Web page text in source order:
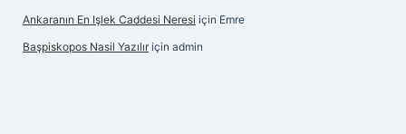
Ankaranın En Işlek Caddesi Neresi için Emre
Başpiskopos Nasil Yazılır için admin